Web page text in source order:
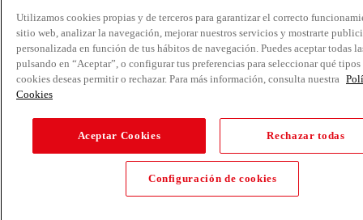
Utilizamos cookies propias y de terceros para garantizar el correcto
sitio web, analizar la navegación, mejorar nuestros servicios y mostrarte
personalizada en función de tus hábitos de navegación. Puedes aceptar todas
pulsando en “Aceptar”, o configurar tus preferencias para seleccionar qué tipos
cookies deseas permitir o rechazar. Para más información, consulta nuestra
Cookies
Aceptar Cookies Rechazar todas
Configuración de cookies